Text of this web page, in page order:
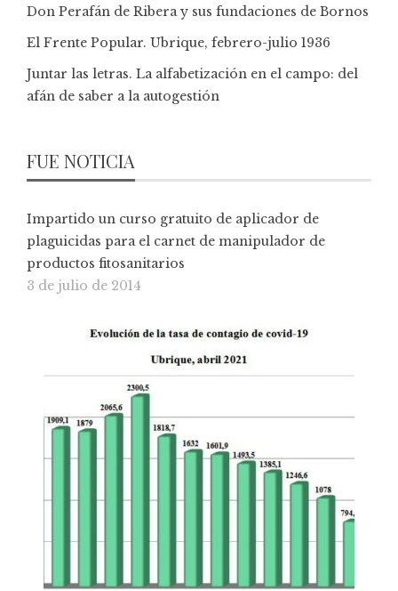
Don Perafán de Ribera y sus fundaciones de Bornos
El Frente Popular. Ubrique, febrero-julio 1936
Juntar las letras. La alfabetización en el campo: del
afán de saber a la autogestión
FUE NOTICIA
Impartido un curso gratuito de aplicador de
plaguicidas para el carnet de manipulador de
productos fitosanitarios
3 de julio de 2014